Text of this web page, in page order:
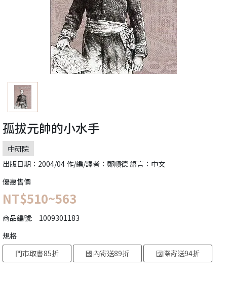
孤拔元帥的小水手
中研院
出版日期：2004/04 作/編/譯者：鄭順德 語言：中文
優惠售價
NT$510~563
商品編號: 1009301183
規格
門市取書85折
國內寄送89折 國際寄送94折